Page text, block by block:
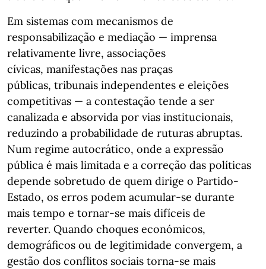
Em sistemas com mecanismos de
responsabilização e mediação — imprensa
relativamente livre, associações
cívicas, manifestações nas praças
públicas, tribunais independentes e eleições
competitivas — a contestação tende a ser
canalizada e absorvida por vias institucionais,
reduzindo a probabilidade de ruturas abruptas.
Num regime autocrático, onde a expressão
pública é mais limitada e a correção das políticas
depende sobretudo de quem dirige o Partido-
Estado, os erros podem acumular-se durante
mais tempo e tornar-se mais difíceis de
reverter. Quando choques económicos,
demográficos ou de legitimidade convergem, a
gestão dos conflitos sociais torna-se mais